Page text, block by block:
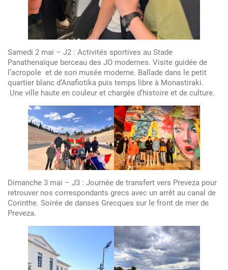
Samedi 2 mai – J2 : Activités sportives au Stade
Panathenaïque berceau des JO modernes. Visite guidée de
l’acropole et de son musée moderne. Ballade dans le petit
quartier blanc d’Anafiotika puis temps libre à Monastiraki.
Une ville haute en couleur et chargée d’histoire et de culture.
Dimanche 3 mai – J3 : Journée de transfert vers Preveza pour
retrouver nos correspondants grecs avec un arrêt au canal de
Corinthe. Soirée de danses Grecques sur le front de mer de
Preveza.